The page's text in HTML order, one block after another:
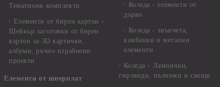
Тематични комплекти
Елементи от бирен картон -
Шейкър заготовки от бирен
картон за 3D картички,
албуми, ръчно израбоени
проекти
Елементи от шперплат
Коледа - елементи от
дърво
Коледа - звънчета,
камбанки и метални
елементи
Коледа - Лампички,
гирлянди, пълнежи и свещи